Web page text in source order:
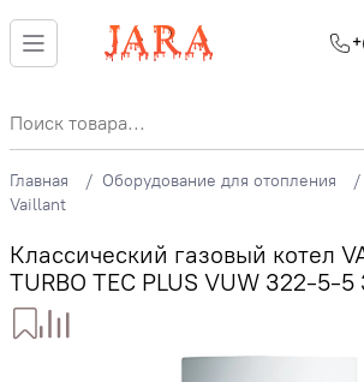
Главная Оборудование для отопления
Vaillant
Классический газовый котел
TURBO TEC PLUS VUW 322-5-5